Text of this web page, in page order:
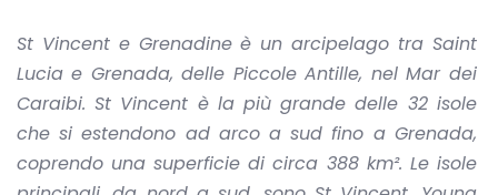
St Vincent e Grenadine è un arcipelago tra Saint
Lucia e Grenada, delle Piccole Antille, nel Mar dei
Caraibi. St Vincent è la più grande delle 32 isole
che si estendono ad arco a sud fino a Grenada,
coprendo una superficie di circa 388 km². Le isole